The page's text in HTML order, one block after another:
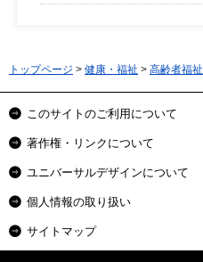
トップページ > 健康・福祉 > 高齢者福祉
このサイトのご利用について
著作権・リンクについて
ユニバーサルデザインについて
個人情報の取り扱い
サイトマップ